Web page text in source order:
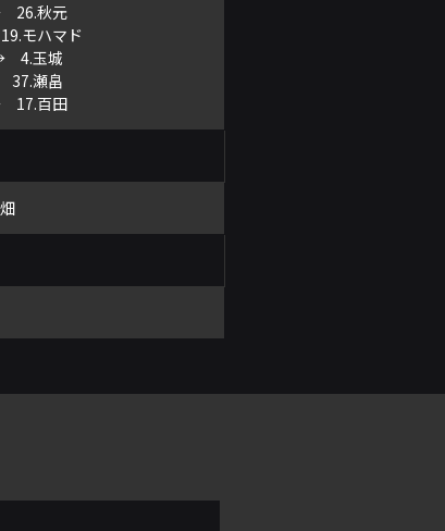
秋元
モハマド
4.玉城
瀬畠
百田